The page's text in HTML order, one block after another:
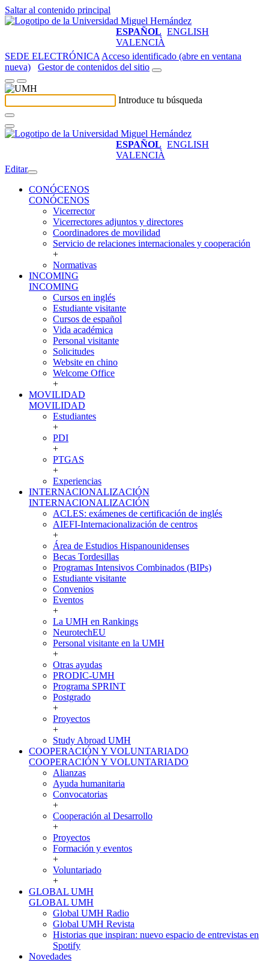
Saltar al contenido principal
ESPAÑOL ENGLISH
VALENCIÀ
SEDE ELECTRÓNICA Acceso identificado (abre en ventana
nueva)
Gestor de contenidos del sitio
Introduce tu búsqueda
ESPAÑOL ENGLISH
VALENCIÀ
Editar
CONÓCENOS
CONÓCENOS
Vicerrector
Vicerrectores adjuntos y directores
Coordinadores de movilidad
Servicio de relaciones internacionales y cooperación
+
Normativas
INCOMING
INCOMING
Cursos en inglés
Estudiante visitante
Cursos de español
Vida académica
Personal visitante
Solicitudes
Website en chino
Welcome Office
+
MOVILIDAD
MOVILIDAD
Estudiantes
+
PDI
+
PTGAS
+
Experiencias
INTERNACIONALIZACIÓN
INTERNACIONALIZACIÓN
ACLES: exámenes de certificación de inglés
AIEFI-Internacionalización de centros
+
Área de Estudios Hispanounidenses
Becas Tordesillas
Programas Intensivos Combinados (BIPs)
Estudiante visitante
Convenios
Eventos
+
La UMH en Rankings
NeurotechEU
Personal visitante en la UMH
+
Otras ayudas
PRODIC-UMH
Programa SPRINT
Postgrado
+
Proyectos
+
Study Abroad UMH
COOPERACIÓN Y VOLUNTARIADO
COOPERACIÓN Y VOLUNTARIADO
Alianzas
Ayuda humanitaria
Convocatorias
+
Cooperación al Desarrollo
+
Proyectos
Formación y eventos
+
Voluntariado
+
GLOBAL UMH
GLOBAL UMH
Global UMH Radio
Global UMH Revista
Historias que inspiran: nuevo espacio de entrevistas en
Spotify
Novedades